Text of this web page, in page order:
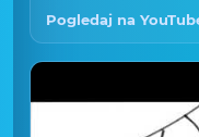
Pogledaj na